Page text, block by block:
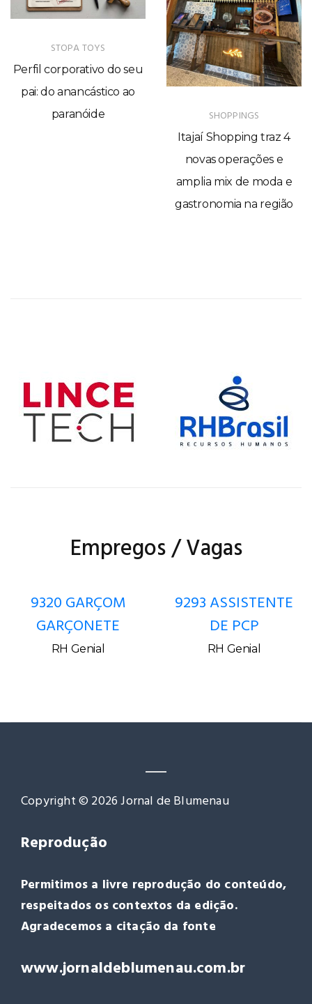
STOPA TOYS
Perfil corporativo do seu
pai: do anancástico ao
paranóide
SHOPPINGS
Itajaí Shopping traz 4
novas operações e
amplia mix de moda e
gastronomia na região
Empregos / Vagas
9320 GARÇOM
GARÇONETE
RH Genial
9293 ASSISTENTE
DE PCP
RH Genial
Copyright © 2026 Jornal de Blumenau
Reprodução
Permitimos a livre reprodução do conteúdo,
respeitados os contextos da edição.
Agradecemos a citação da fonte
www.jornaldeblumenau.com.br